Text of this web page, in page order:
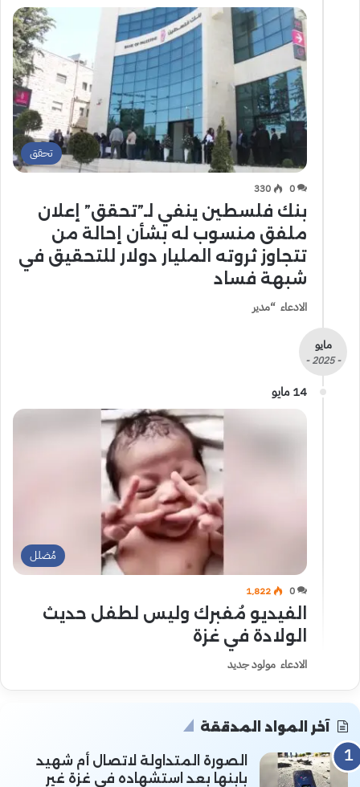
تحقق
0
330
بنك فلسطين ينفي لـ”تحقق” إعلان
ملفق منسوب له بشأن إحالة من
تتجاوز ثروته المليار دولار للتحقيق في
شبهة فساد
الادعاء “مدير
مايو
- 2025 -
14 مايو
مُضلل
0 1٬822
الفيديو مُفبرك وليس لطفل حديث
الولادة في غزة
الادعاء مولود جديد
آخر المواد المدققة
الصورة المتداولة لاتصال أم شهيد
بابنها بعد استشهاده في غزة غير